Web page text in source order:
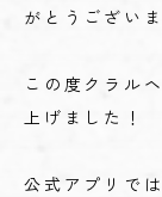
がとうございま
この度クラル
上げました！
公式アプリで